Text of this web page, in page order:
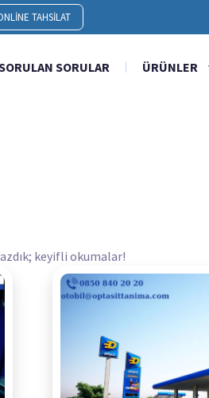
TAHSILAT
SORULAR ÜRÜNLER
keyifli okumalar!